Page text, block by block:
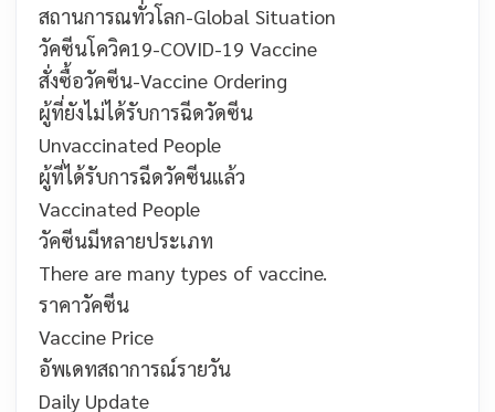
สถานการณทั่วโลก-Global Situation
วัคซีนโควิค19-COVID-19 Vaccine
สั่งซื้อวัคซีน-Vaccine Ordering
ผู้ที่ยังไม่ได้รับการฉีดวัดซีน
Unvaccinated People
ผู้ที่ได้รับการฉีดวัคซีนแล้ว
Vaccinated People
วัคซีนมีหลายประเภท
There are many types of vaccine.
ราคาวัคซีน
Vaccine Price
อัพเดทสถาการณ์รายวัน
Daily Update